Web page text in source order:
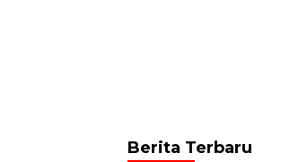
Berita Terbaru